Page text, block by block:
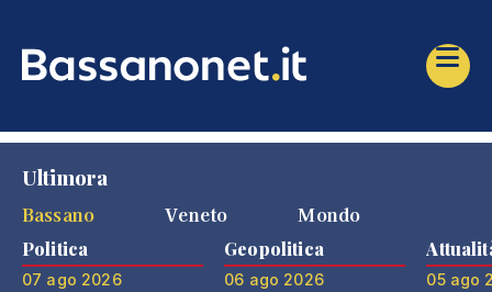
Ultimora
Bassano
Veneto Mondo
Politica
07 ago 2026
Geopolitica
06 ago 2026 05 ago